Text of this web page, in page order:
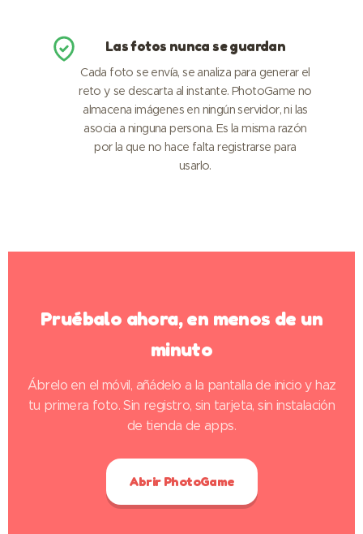
Las fotos nunca se guardan
Cada foto se envía, se analiza para generar el
reto y se descarta al instante. PhotoGame no
almacena imágenes en ningún servidor, ni las
asocia a ninguna persona. Es la misma razón
por la que no hace falta registrarse para
usarlo.
Pruébalo ahora, en menos de un
minuto
Ábrelo en el móvil, añádelo a la pantalla de inicio y haz
tu primera foto. Sin registro, sin tarjeta, sin instalación
de tienda de apps.
Abrir PhotoGame